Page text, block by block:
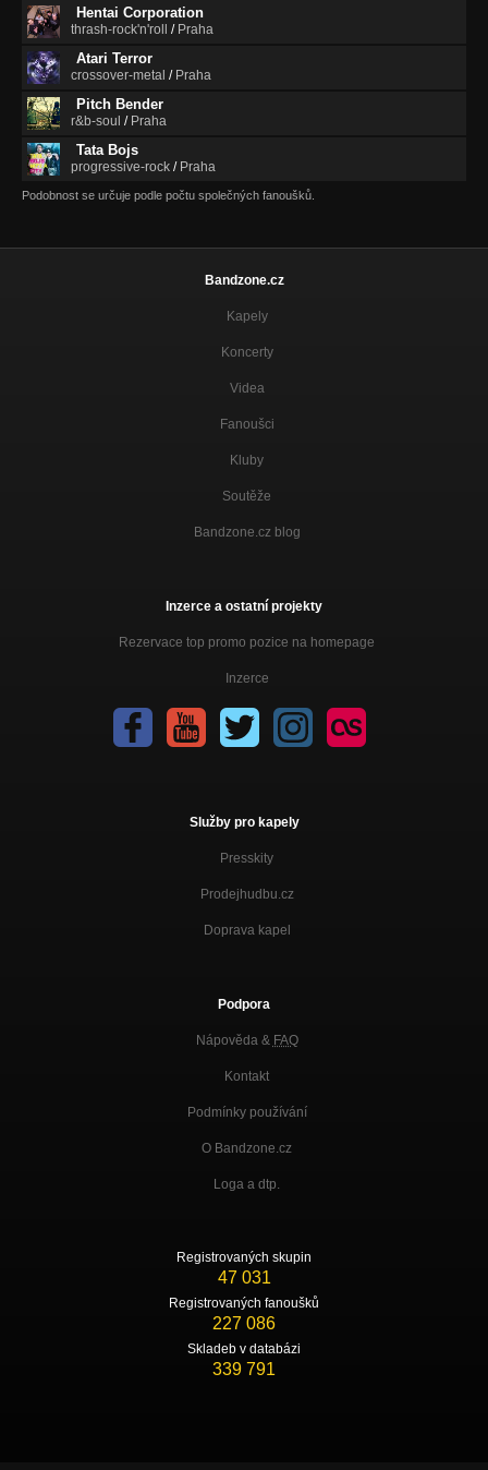
Hentai Corporation
thrash-rock'n'roll / Praha
Atari Terror
crossover-metal / Praha
Pitch Bender
r&b-soul / Praha
Tata Bojs
progressive-rock / Praha
Podobnost se určuje podle počtu společných fanoušků.
Bandzone.cz
Kapely
Koncerty
Videa
Fanoušci
Kluby
Soutěže
Bandzone.cz blog
Inzerce a ostatní projekty
Rezervace top promo pozice na homepage
Inzerce
Služby pro kapely
Presskity
Prodejhudbu.cz
Doprava kapel
Podpora
Nápověda & FAQ
Kontakt
Podmínky používání
O Bandzone.cz
Loga a dtp.
Registrovaných skupin
47 031
Registrovaných fanoušků
227 086
Skladeb v databázi
339 791